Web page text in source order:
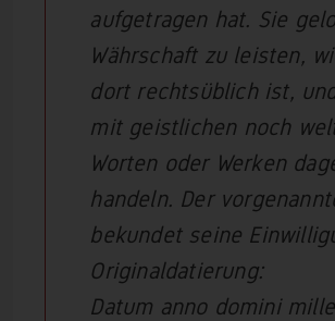
aufgetragen hat. Sie
Währschaft zu leisten,
dort rechtsüblich ist,
mit geistlichen noch
Worten oder Werken
handeln. Der
bekundet seine
Originaldatierung:
Datum anno domini